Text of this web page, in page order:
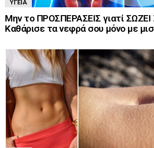
ΥΓΕΊΑ
Μην το ΠΡΟΣΠΕΡΑΣΕΙΣ γιατί
Καθάρισε τα νεφρά σου μόνο με